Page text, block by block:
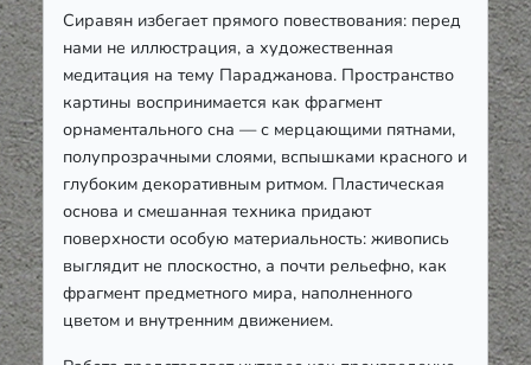
Сиравян избегает прямого повествования: перед
нами не иллюстрация, а художественная
медитация на тему Параджанова. Пространство
картины воспринимается как фрагмент
орнаментального сна — с мерцающими пятнами,
полупрозрачными слоями, вспышками красного и
глубоким декоративным ритмом. Пластическая
основа и смешанная техника придают
поверхности особую материальность: живопись
выглядит не плоскостно, а почти рельефно, как
фрагмент предметного мира, наполненного
цветом и внутренним движением.